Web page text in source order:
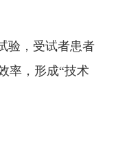
验，受试者患者
率，形成“技术